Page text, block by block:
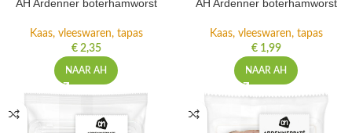
AH Ardenner boterhamworst
Kaas, vleeswaren, tapas
€2,35
NAAR AH
AH Ardenner boterhamworst
Kaas, vleeswaren, tapas
€1,99
NAAR AH